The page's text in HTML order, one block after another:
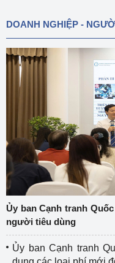
DOANH NGHIỆP -
Ủy ban Cạnh tranh
người tiêu dùng
Ủy ban Cạnh tranh